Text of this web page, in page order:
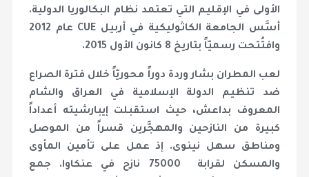
الأولى في الإقليم التي تعتمد نظام البكالوريا الدولية.
أسَّس الجامعة الكاثوليكية في أربيل CUE عام 2012
وافتُتحت رسميّاً بتاريخ 8 كانون الأول 2015.
لعب المطران بشار وردة دوراً محوريّاً خلال فترة الصراع
ضد تنظيم الدولة الإسلامية في العراق والشام
المعروف بداعش، حيث استقبلت إيبارشيته أعداداً
كبيرة من النازحين والمهجَّرين قسراً من الموصل
ومناطق سهل نينوى. إذ عمل على تأمين المأوى
والمسكن لقرابة 75000 نازح في عنكاوا. جمع